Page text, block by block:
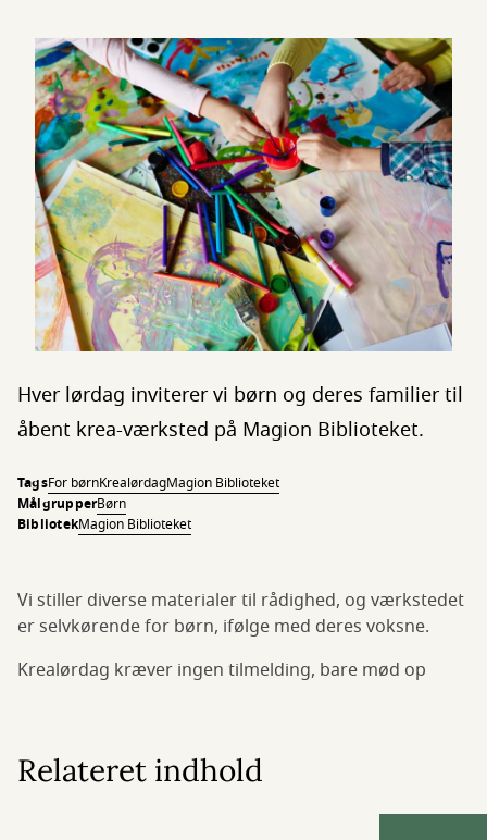
Hver lørdag inviterer vi børn og deres familier til
åbent krea-værksted på Magion Biblioteket.
TagsFor børnKrealørdagMagion Biblioteket
MålgrupperBørn
BibliotekMagion Biblioteket
Vi stiller diverse materialer til rådighed, og værkstedet
er selvkørende for børn, ifølge med deres voksne.
Krealørdag kræver ingen tilmelding, bare mød op
Relateret indhold